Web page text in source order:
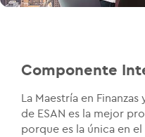
Componente
La Maestría en
de ESAN es la mejor
porque es la única en